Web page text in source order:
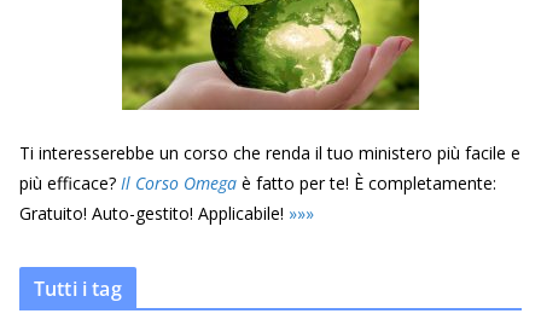
Ti interesserebbe un corso che renda il tuo ministero più facile e
più efficace? Il Corso Omega è fatto per te! È completamente:
Gratuito! Auto-gestito! Applicabile! »»»
Tutti i tag